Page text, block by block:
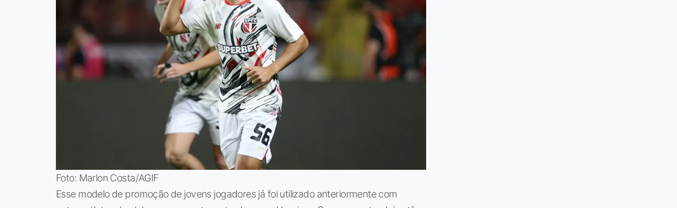
Foto: Marlon Costa/AGIF
Esse modelo de promoção de jovens jogadores já foi utilizado anteriormente com